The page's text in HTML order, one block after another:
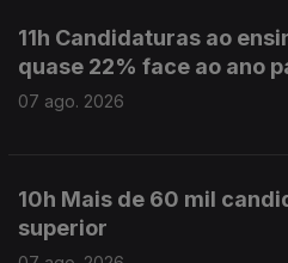
11h Candidaturas ao
quase 22% face ao ano
07 ago. 2026
10h Mais de 60 mil
superior